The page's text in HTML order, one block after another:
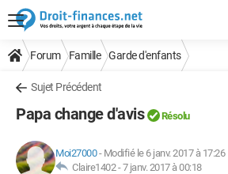
Forum Famille Garde d'enfants
Sujet Précédent
Papa change d'avis Résolu
Moi27000- Modifié le 6 janv. 2017 à 17:26
Claire1402 -7 janv. 2017 à 00:18